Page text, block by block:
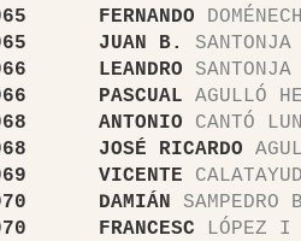
B.
SANTONJA
SANTONJA
AGULLÓ
CANTÓ
RICARDO
SAMPEDRO
LÓPEZ I